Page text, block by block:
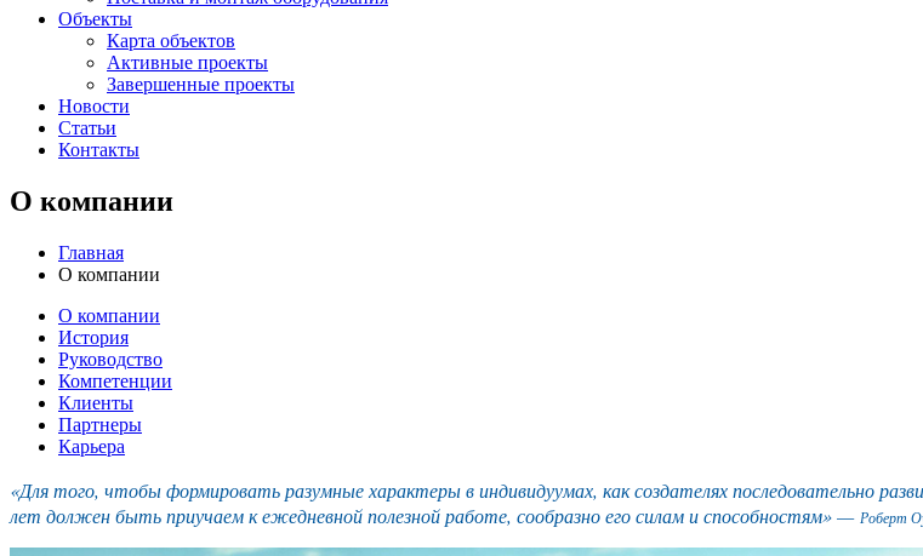
Объекты
Карта объектов
Активные проекты
Завершенные проекты
Новости
Статьи
Контакты
О компании
Главная
О компании
О компании
История
Руководство
Компетенции
Клиенты
Партнеры
Карьера
«Для того, чтобы формировать разумные характеры в индивидуумах, как создателях последовательно
лет должен быть приучаем к ежедневной полезной работе, сообразно его силам и способностям» — Роберт